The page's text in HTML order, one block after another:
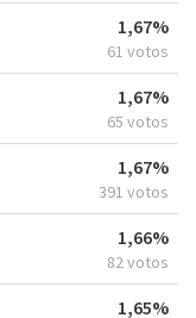
1,67%
61 votos
1,67%
65 votos
1,67%
391 votos
1,66%
82 votos
1,65%